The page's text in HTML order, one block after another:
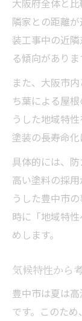
隣家との距離
装工事中の近
る傾向がありま
また、大阪市
ち葉による屋
うした地域特
塗装の長寿命化
具体的には、
高い塗料の採
うした豊中市
時に「地域特
めします。
気候特性から
豊中市は夏は
です。このため